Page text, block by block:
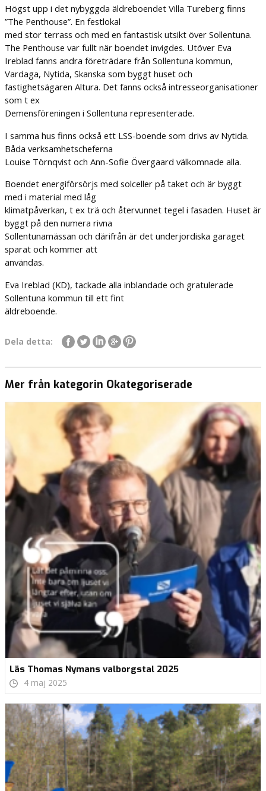
Högst upp i det nybyggda äldreboendet Villa Tureberg finns
”The Penthouse”. En festlokal
med stor terrass och med en fantastisk utsikt över Sollentuna.
The Penthouse var fullt när boendet invigdes. Utöver Eva
Ireblad fanns andra företrädare från Sollentuna kommun,
Vardaga, Nytida, Skanska som byggt huset och
fastighetsägaren Altura. Det fanns också intresseorganisationer
som t ex
Demensföreningen i Sollentuna representerade.
I samma hus finns också ett LSS-boende som drivs av Nytida.
Båda verksamhetscheferna
Louise Törnqvist och Ann-Sofie Övergaard välkomnade alla.
Boendet energiförsörjs med solceller på taket och är byggt
med i material med låg
klimatpåverkan, t ex trä och återvunnet tegel i fasaden. Huset är
byggt på den numera rivna
Sollentunamässan och därifrån är det underjordiska garaget
sparat och kommer att
användas.
Eva Ireblad (KD), tackade alla inblandade och gratulerade
Sollentuna kommun till ett fint
äldreboende.
Dela detta:
Mer från kategorin Okategoriserade
Läs Thomas Nymans valborgstal 2025
4 maj 2025